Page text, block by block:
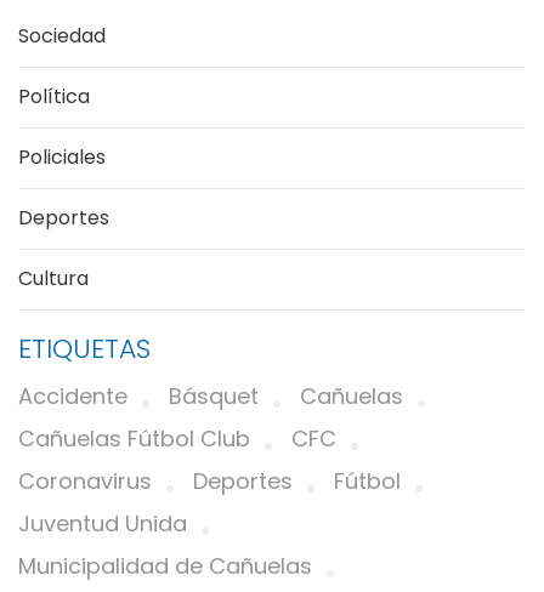
Sociedad
Política
Policiales
Deportes
Cultura
ETIQUETAS
Accidente Básquet
Cañuelas
Cañuelas Fútbol Club
CFC
Coronavirus
Deportes
Fútbol
Juventud Unida
Municipalidad de Cañuelas